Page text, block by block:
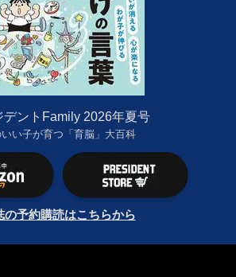
デントFamily 2026年夏号
い子が育つ「育脳」大百科
の予約購読はこちらから